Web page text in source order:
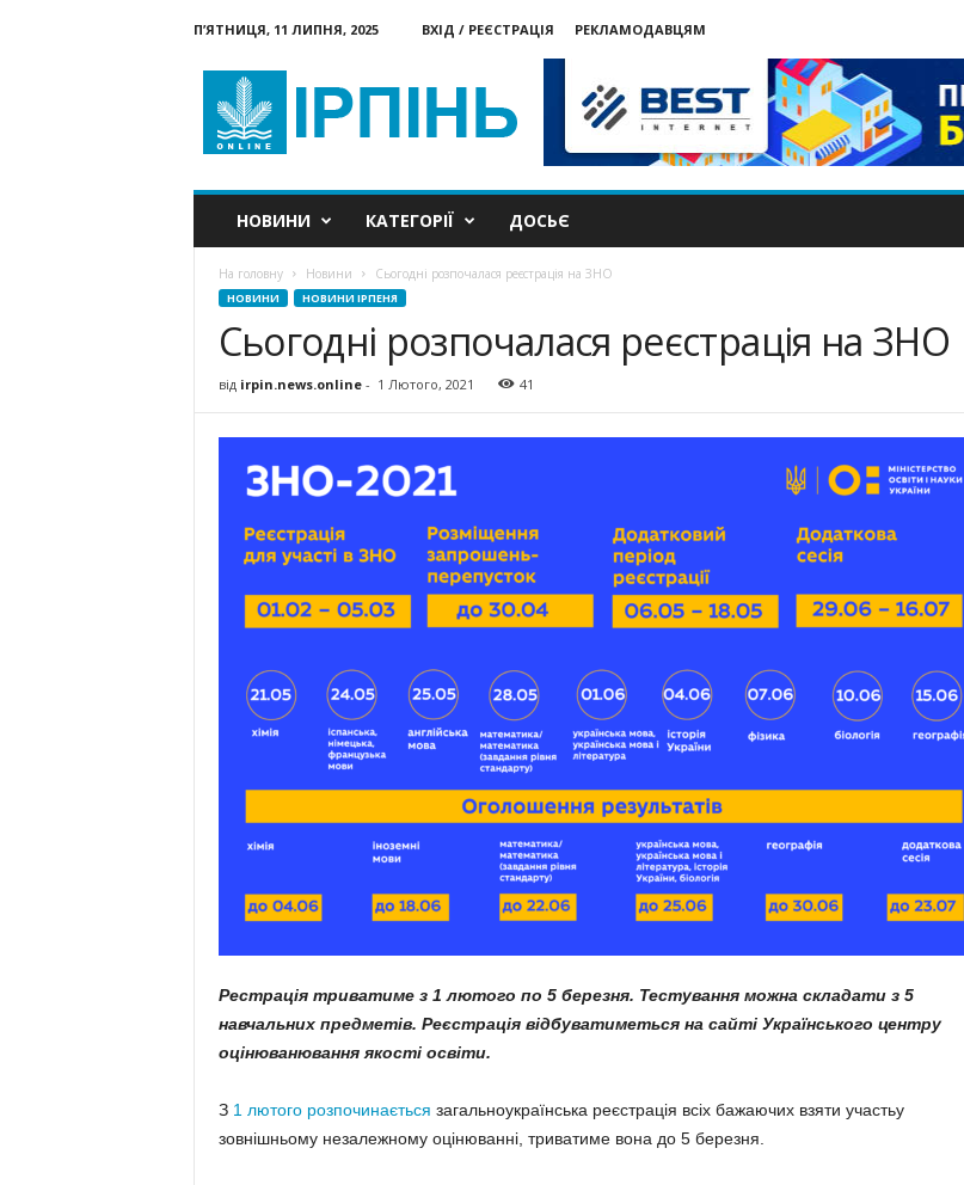
П’ЯТНИЦЯ, 11 ЛИПНЯ, 2025 ВХІД / РЕЄСТРАЦІЯ
РЕКЛАМОДАВЦЯМ
онлайн
НОВИНИ КАТЕГОРІЇ ДОСЬЄ
На головну Новини Сьогодні розпочалася реєстрація на ЗНО
НОВИНИ НОВИНИ ІРПЕНЯ
Сьогодні розпочалася реєстрація на ЗНО
від irpin.news.online- 1 Лютого, 2021 41
Рестрація триватиме з 1 лютого по 5 березня. Тестування можна складати з 5
навчальних предметів. Реєстрація відбуватиметься на сайті Українського центру
оцінюванювання якості освіти.
З 1 лютого розпочинається загальноукраїнська реєстрація всіх бажаючих взяти участьу
зовнішньому незалежному оцінюванні, триватиме вона до 5 березня.